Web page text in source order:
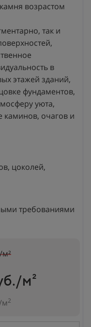
возрастом
так и
в
этажей зданий,
фундаментов,
уюта,
каминов, очагов и
цоколей,
требованиями
м²
м²
м2